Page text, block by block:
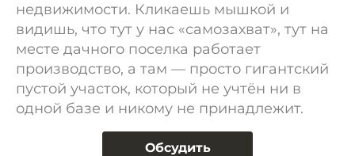
недвижимости. Кликаешь мышкой и
видишь, что тут у нас «самозахват», тут на
месте дачного поселка работает
производство, а там — просто гигантский
пустой участок, который не учтён ни в
одной базе и никому не принадлежит.
Обсудить